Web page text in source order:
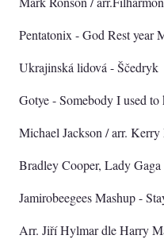
Pentatonix - God Rest year
Ukrajinská lidová - Ščedryk
Gotye - Somebody I used to
Michael Jackson / arr.
Bradley Cooper, Lady
Jamirobeegees Mashup -
Arr. Jiří Hylmar dle Harry